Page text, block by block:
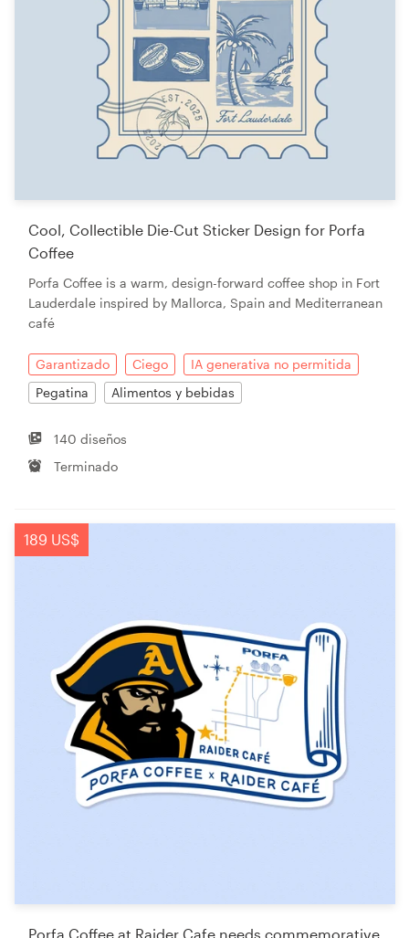
Cool, Collectible Die-Cut Sticker Design for Porfa
Coffee
Porfa Coffee is a warm, design-forward coffee shop in Fort
Lauderdale inspired by Mallorca, Spain and Mediterranean
café
Garantizado Ciego
IA generativa no permitida
Pegatina
Alimentos y bebidas
140 diseños
Terminado
189 US$
Porfa Coffee at Raider Cafe needs commemorative